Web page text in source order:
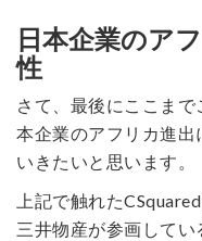
日本企業のア
性
さて、最後にここま
本企業のアフリカ進出
いきたいと思います。
上記で触れた
三井物産が参画して